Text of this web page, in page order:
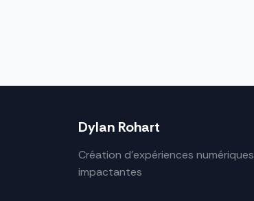
Dylan Rohart
Création d'expériences numériques
impactantes